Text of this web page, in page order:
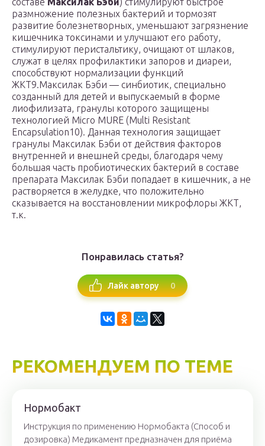
размножение полезных бактерий и тормозят
развитие болезнетворных, уменьшают загрязнение
кишечника токсинами и улучшают его работу,
стимулируют перистальтику, очищают от шлаков,
служат в целях профилактики запоров и диареи,
способствуют нормализации функций
ЖКТ9.Максилак Бэби — синбиотик, специально
созданный для детей и выпускаемый в форме
лиофилизата, гранулы которого защищены
технологией Micro MURE (Multi Resistant
Encapsulation10). Данная технология защищает
гранулы Максилак Бэби от действия факторов
внутренней и внешней среды, благодаря чему
большая часть пробиотических бактерий в составе
препарата Максилак Бэби попадает в кишечник, а не
растворяется в желудке, что положительно
сказывается на восстановлении микрофлоры ЖКТ,
т.к.
Понравилась статья?
Лайк автору 0
РЕКОМЕНДУЕМ ПО ТЕМЕ
Нормобакт
Инструкция по применению Нормобакта (Способ и
дозировка) Медикамент предназначен для приёма